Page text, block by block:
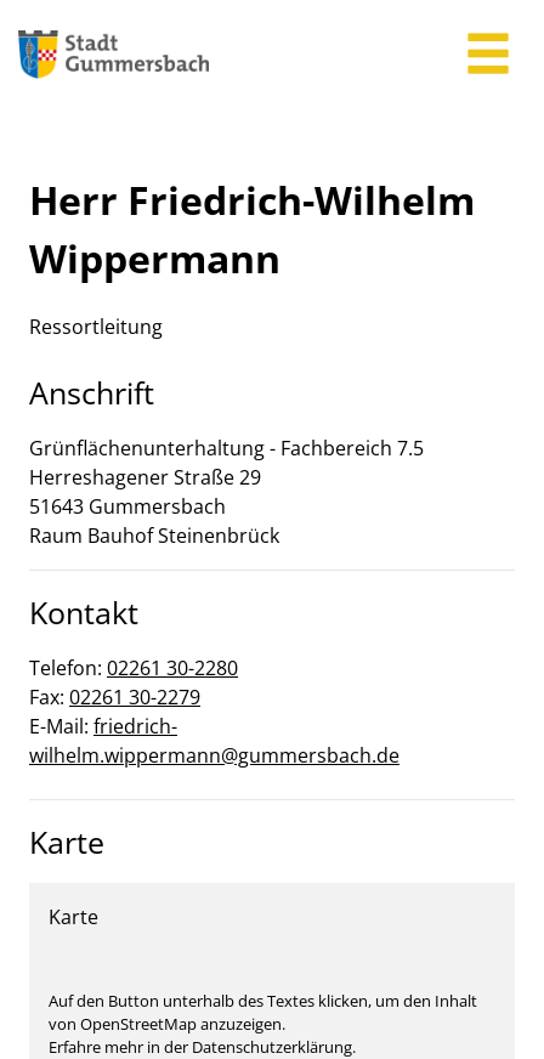
Herr Friedrich-Wilhelm
Wippermann
Ressortleitung
Anschrift
Grünflächenunterhaltung - Fachbereich 7.5
Herreshagener Straße29
51643 Gummersbach
Raum Bauhof Steinenbrück
Kontakt
Telefon: 02261 30-2280
Fax: 02261 30-2279
E-Mail: friedrich-
wilhelm.wippermann@gummersbach.de
Karte
Karte
Auf den Button unterhalb des Textes klicken, um den Inhalt
von OpenStreetMap anzuzeigen.
Erfahre mehr in der Datenschutzerklärung.